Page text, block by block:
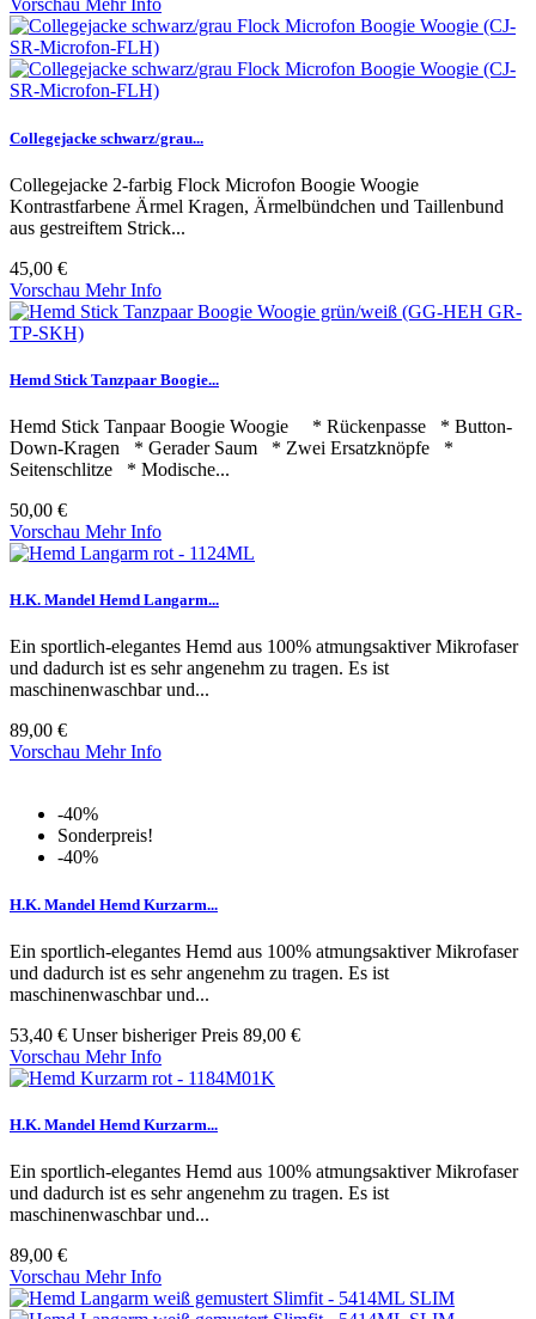
Vorschau Mehr Info
Collegejacke schwarz/grau...
Collegejacke 2-farbig Flock Microfon Boogie Woogie
Kontrastfarbene Ärmel Kragen, Ärmelbündchen und Taillenbund
aus gestreiftem Strick...
45,00 €
Vorschau Mehr Info
Hemd Stick Tanzpaar Boogie...
Hemd Stick Tanpaar Boogie Woogie * Rückenpasse * Button-
Down-Kragen * Gerader Saum * Zwei Ersatzknöpfe *
Seitenschlitze * Modische...
50,00 €
Vorschau Mehr Info
H.K. Mandel Hemd Langarm...
Ein sportlich-elegantes Hemd aus 100% atmungsaktiver Mikrofaser
und dadurch ist es sehr angenehm zu tragen. Es ist
maschinenwaschbar und...
89,00 €
Vorschau Mehr Info
-40%
Sonderpreis!
-40%
H.K. Mandel Hemd Kurzarm...
Ein sportlich-elegantes Hemd aus 100% atmungsaktiver Mikrofaser
und dadurch ist es sehr angenehm zu tragen. Es ist
maschinenwaschbar und...
53,40 € Unser bisheriger Preis 89,00 €
Vorschau Mehr Info
H.K. Mandel Hemd Kurzarm...
Ein sportlich-elegantes Hemd aus 100% atmungsaktiver Mikrofaser
und dadurch ist es sehr angenehm zu tragen. Es ist
maschinenwaschbar und...
89,00 €
Vorschau Mehr Info